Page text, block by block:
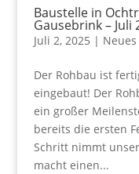
Baustelle in
Gausebrink – Juli
Juli 2, 2025 |
Der Rohbau ist
eingebaut! Der
ein großer
bereits die ersten
Schritt nimmt
macht einen...